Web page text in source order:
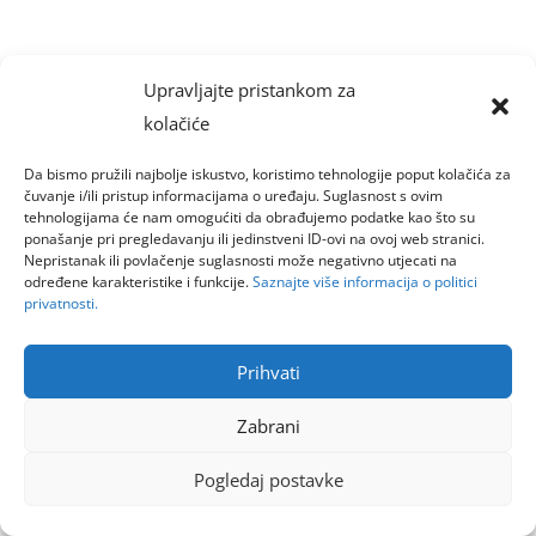
Upravljajte pristankom za
kolačiće
Da bismo pružili najbolje iskustvo, koristimo tehnologije poput kolačića za
čuvanje i/ili pristup informacijama o uređaju. Suglasnost s ovim
tehnologijama će nam omogućiti da obrađujemo podatke kao što su
ponašanje pri pregledavanju ili jedinstveni ID-ovi na ovoj web stranici.
Nepristanak ili povlačenje suglasnosti može negativno utjecati na
određene karakteristike i funkcije.Saznajte više informacija o politici
privatnosti.
Prihvati
Zabrani
Pogledaj postavke